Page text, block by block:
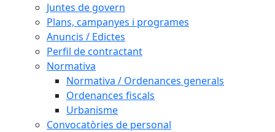
Juntes de govern
Plans, campanyes i programes
Anuncis / Edictes
Perfil de contractant
Normativa
Normativa / Ordenances generals
Ordenances fiscals
Urbanisme
Convocatòries de personal